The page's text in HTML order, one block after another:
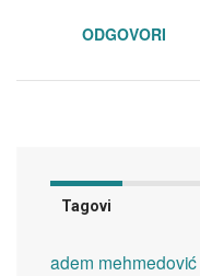
ODGOVORI
Tagovi
adem mehmedović